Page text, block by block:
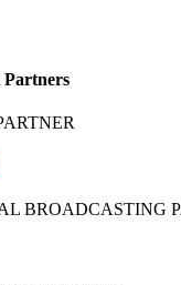
BROADCASTING